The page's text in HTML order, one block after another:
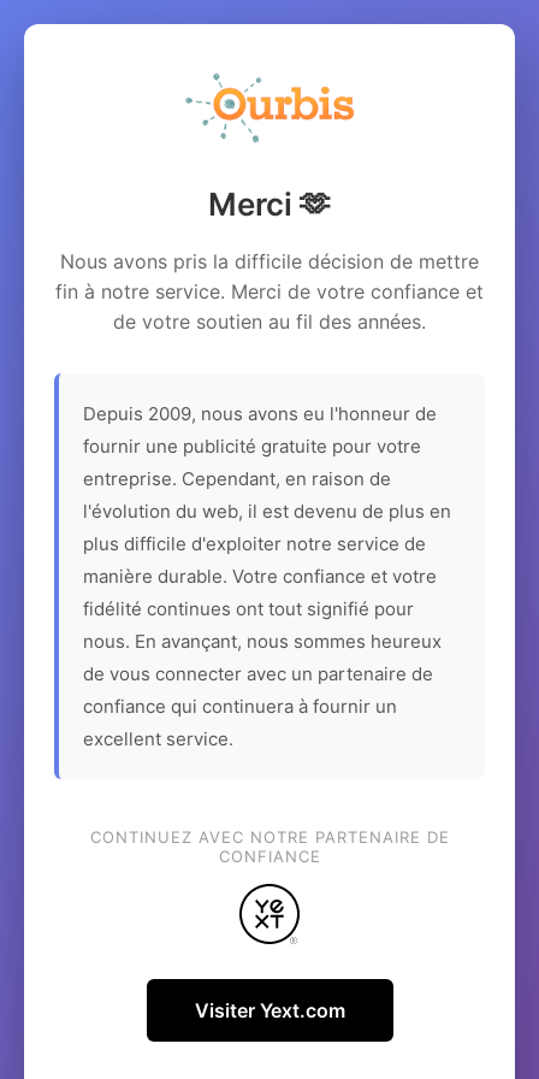
Merci 🫶
Nous avons pris la difficile décision de mettre
fin à notre service. Merci de votre confiance et
de votre soutien au fil des années.
Depuis 2009, nous avons eu l'honneur de
fournir une publicité gratuite pour votre
entreprise. Cependant, en raison de
l'évolution du web, il est devenu de plus en
plus difficile d'exploiter notre service de
manière durable. Votre confiance et votre
fidélité continues ont tout signifié pour
nous. En avançant, nous sommes heureux
de vous connecter avec un partenaire de
confiance qui continuera à fournir un
excellent service.
CONTINUEZ AVEC NOTRE PARTENAIRE DE
CONFIANCE
Visiter Yext.com